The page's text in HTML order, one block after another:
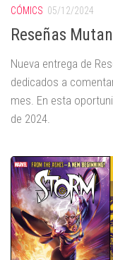
CÓMICS 05/12/2024
Reseñas
Nueva entrega de
dedicados a
mes. En esta
de 2024.